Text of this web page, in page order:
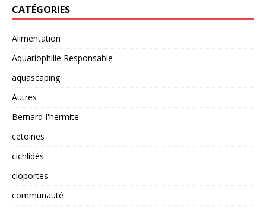
CATÉGORIES
Alimentation
Aquariophilie Responsable
aquascaping
Autres
Bernard-l'hermite
cetoines
cichlidés
cloportes
communauté